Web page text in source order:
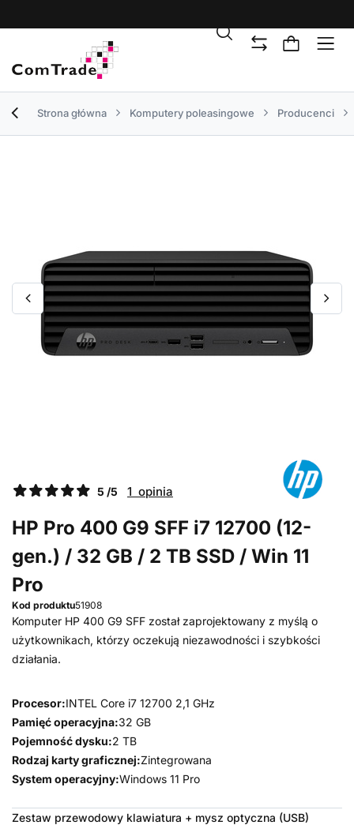
Strona główna Komputery poleasingowe Producenci
5 /5 1 opinia
HP Pro 400 G9 SFF i7 12700 (12-
gen.) / 32 GB / 2 TB SSD / Win 11
Pro
Kod produktu51908
Komputer HP 400 G9 SFF został zaprojektowany z myślą o
użytkownikach, którzy oczekują niezawodności i szybkości
działania.
Procesor:INTEL Core i7 12700 2,1 GHz
Pamięć operacyjna:32 GB
Pojemność dysku:2 TB
Rodzaj karty graficznej:Zintegrowana
System operacyjny:Windows 11 Pro
Zestaw przewodowy klawiatura + mysz optyczna (USB)